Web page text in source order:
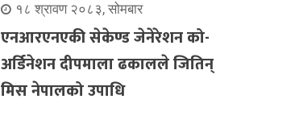
१८ श्रावण २०८३, सोमबार
एनआरएनएकी सेकेण्ड जेनेरेशन को-
अर्डिनेशन दीपमाला ढकालले जितिन्
मिस नेपालको उपाधि